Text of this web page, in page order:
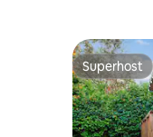
Superhost
Superhost